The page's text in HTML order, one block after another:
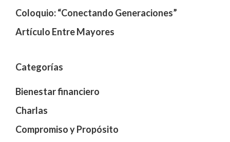
Coloquio: “Conectando Generaciones”
Artículo Entre Mayores
Categorías
Bienestar financiero
Charlas
Compromiso y Propósito